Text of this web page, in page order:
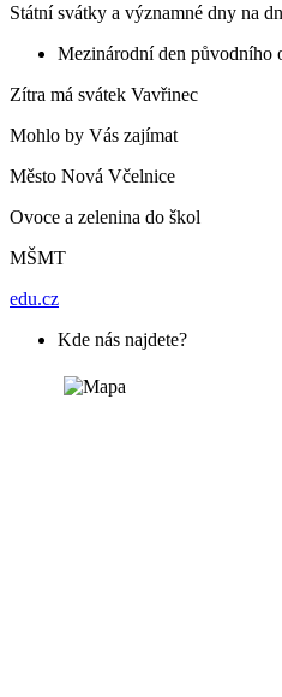
Státní svátky a významné dny na
Mezinárodní den původního
Zítra má svátek Vavřinec
Mohlo by Vás zajímat
Město Nová Včelnice
Ovoce a zelenina do škol
MŠMT
edu.cz
Kde nás najdete?